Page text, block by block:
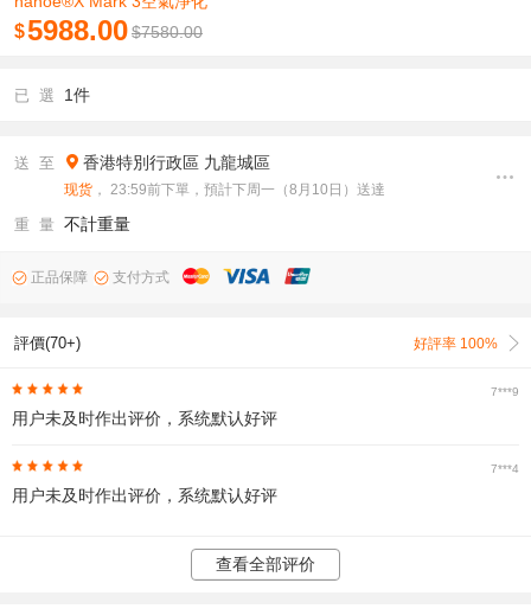
$5988.00$7580.00
已 選 1件
送 至 香港特別行政區 九龍城區
现货 ， 23:59前下單，預計下周一（8月10日）送達
重 量 不計重量
正品保障 支付方式
評價(70+) 好評率 100%
7***9
用户未及时作出评价，系统默认好评
7***4
用户未及时作出评价，系统默认好评
查看全部评价